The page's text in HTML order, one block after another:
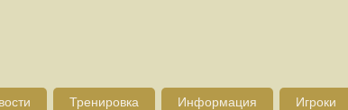
Тренировка Информация Игроки